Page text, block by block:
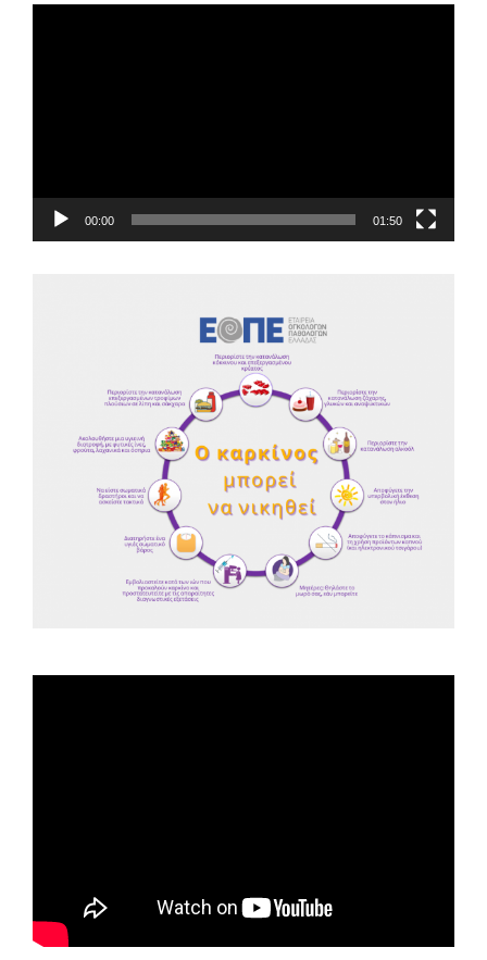
00:00 01:50